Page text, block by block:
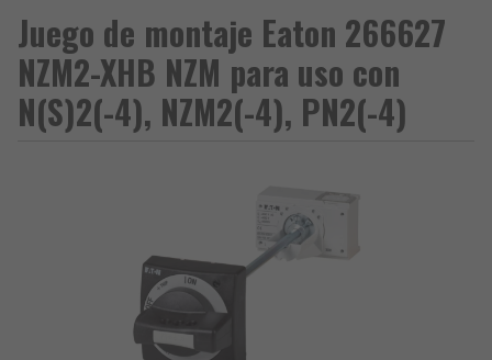
Juego de montaje Eaton 266627
NZM2-XHB NZM para uso con
N(S)2(-4), NZM2(-4), PN2(-4)